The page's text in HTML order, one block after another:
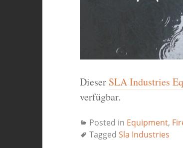
Dieser SLA Industries
verfügbar.
Posted in Equipment,
Tagged Sla Industries